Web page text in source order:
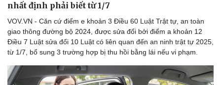
nhất định phải biết từ 1/7
VOV.VN - Căn cứ điểm e khoản 3 Điều 60 Luật Trật tự, an toàn
giao thông đường bộ 2024, được sửa đổi bởi điểm a khoản 12
Điều 7 Luật sửa đổi 10 Luật có liên quan đến an ninh trật tự 2025,
từ 1/7, bổ sung 3 trường hợp bị thu hồi bằng lái nếu vi phạm.